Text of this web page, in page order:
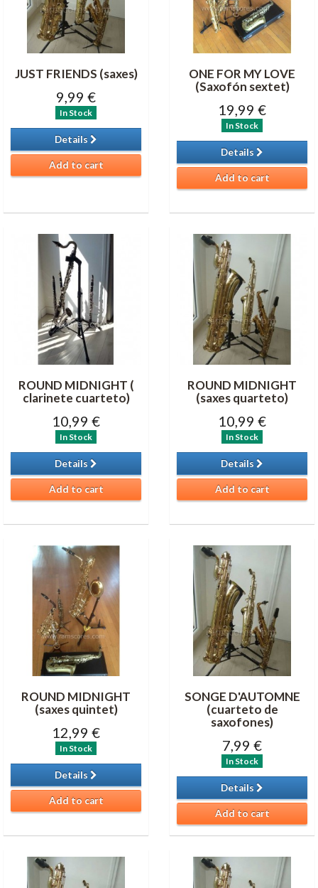
JUST FRIENDS (saxes)
9,99 €
In Stock
Details
Add to cart
ONE FOR MY LOVE
(Saxofón sextet)
19,99 €
In Stock
Details
Add to cart
ROUND MIDNIGHT (
clarinete cuarteto)
10,99 €
In Stock
Details
Add to cart
ROUND MIDNIGHT
(saxes quarteto)
10,99 €
In Stock
Details
Add to cart
ROUND MIDNIGHT
(saxes quintet)
12,99 €
In Stock
Details
Add to cart
SONGE D'AUTOMNE
(cuarteto de
saxofones)
7,99 €
In Stock
Details
Add to cart